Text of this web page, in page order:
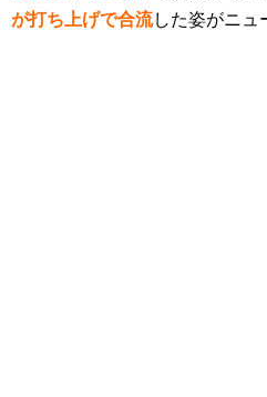
が打ち上げで合流した姿がニュ